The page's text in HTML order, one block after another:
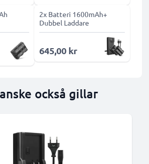
2x Batteri 1600mAh+
Dubbel Laddare
645,00 kr
också gillar